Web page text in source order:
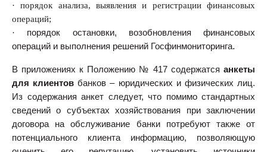
· порядок анализа, выявления и регистрации финансовых
операций;
· порядок остановки, возобновления финансовых
операций и выполнения решений Госфинмониторинга.
В приложениях к Положению № 417 содержатся анкеты
для клиентов банков – юридических и физических лиц.
Из содержания анкет следует, что помимо стандартных
сведений о субъектах хозяйствования при заключении
договора на обслуживание банки потребуют также от
потенциального клиента информацию, позволяющую